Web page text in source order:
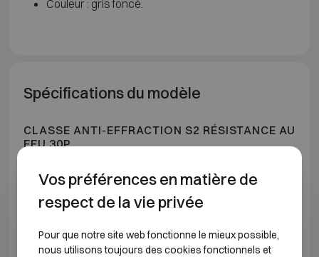
Couleur : gris foncé.
Spécifications du modèle
CLASSE ANTI-EFFRACTION S2 RÉSISTANCE AU
FEU 30P
Modèle Dimensions extérieures (mm)
Technomax DPK 4
Technomax DPK 5 H350 L490 P430
Vos préférences en matière de
respect de la vie privée
Pour que notre site web fonctionne le mieux possible,
nous utilisons toujours des cookies fonctionnels et